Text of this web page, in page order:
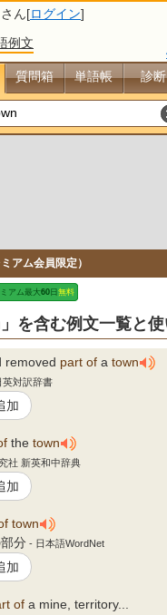
さん[ログイン]
例文
質問箱 単語帳 診断
アム会員限定）
を含む例文一覧と
removed part of a town
英対訳辞書
加
the town
社 新英和中辞典
加
town
分 - 日本語WordNet
加
of a mine, territory...